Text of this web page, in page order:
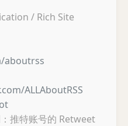
/ Rich Site
aboutrss
ALLAboutRSS
推特账号的 Retweet